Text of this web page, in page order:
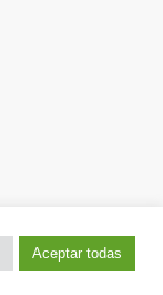
Aceptar todas